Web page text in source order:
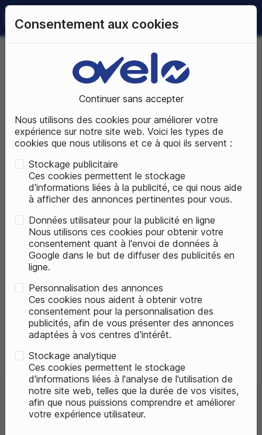
Consentement aux cookies
Continuer sans accepter
Nous utilisons des cookies pour améliorer votre
expérience sur notre site web. Voici les types de
cookies que nous utilisons et ce à quoi ils servent :
Stockage publicitaire
Ces cookies permettent le stockage
d'informations liées à la publicité, ce qui nous aide
à afficher des annonces pertinentes pour vous.
Données utilisateur pour la publicité en ligne
Nous utilisons ces cookies pour obtenir votre
consentement quant à l'envoi de données à
Google dans le but de diffuser des publicités en
ligne.
Personnalisation des annonces
Ces cookies nous aident à obtenir votre
consentement pour la personnalisation des
publicités, afin de vous présenter des annonces
adaptées à vos centres d'intérêt.
Stockage analytique
Ces cookies permettent le stockage
d'informations liées à l'analyse de l'utilisation de
notre site web, telles que la durée de vos visites,
afin que nous puissions comprendre et améliorer
votre expérience utilisateur.
09 72 50 25 70 LUNDI AU SAMEDIDE 10H À 19H
Pièces détachées
Previous
CUBE PART'S PLAQUE
D'ADAPTATEUR ACID FILINK